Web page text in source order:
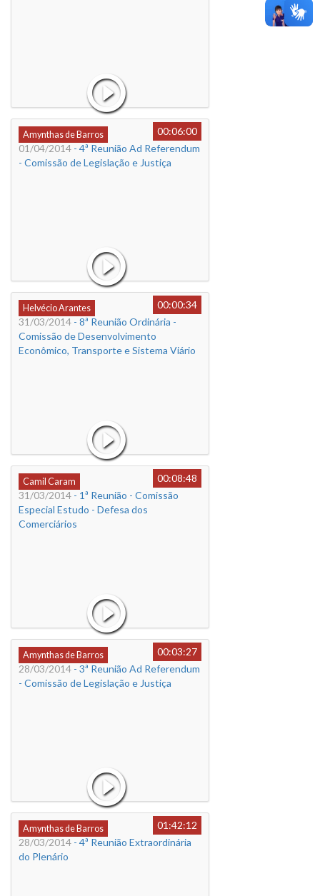
Amynthas de Barros
00:06:00
01/04/2014 - 4ª Reunião Ad Referendum
- Comissão de Legislação e Justiça
Helvécio Arantes
00:00:34
31/03/2014 - 8ª Reunião Ordinária -
Comissão de Desenvolvimento
Econômico, Transporte e Sistema Viário
Camil Caram
00:08:48
31/03/2014 - 1ª Reunião - Comissão
Especial Estudo - Defesa dos
Comerciários
Amynthas de Barros
00:03:27
28/03/2014 - 3ª Reunião Ad Referendum
- Comissão de Legislação e Justiça
Amynthas de Barros
01:42:12
28/03/2014 - 4ª Reunião Extraordinária
do Plenário